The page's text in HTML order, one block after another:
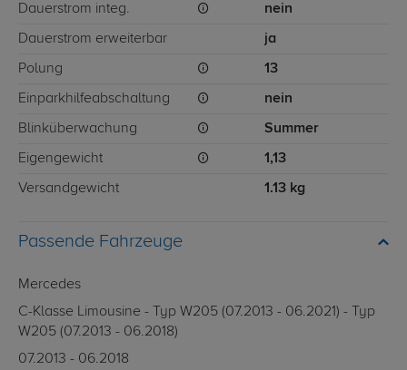
Dauerstrom integ. nein
Dauerstrom erweiterbar ja
Polung 13
Einparkhilfeabschaltung nein
Blinküberwachung Summer
Eigengewicht 1,13
Versandgewicht 1.13 kg
Passende Fahrzeuge
Mercedes
C-Klasse Limousine - Typ W205 (07.2013 - 06.2021) - Typ
W205 (07.2013 - 06.2018)
07.2013 - 06.2018